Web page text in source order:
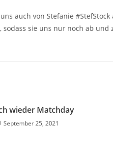
auch von Stefanie
sie uns nur noch ab
wieder Matchday
September 25, 2021